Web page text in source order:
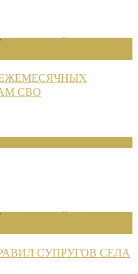
СВО
СУПРУГОВ СЕЛА